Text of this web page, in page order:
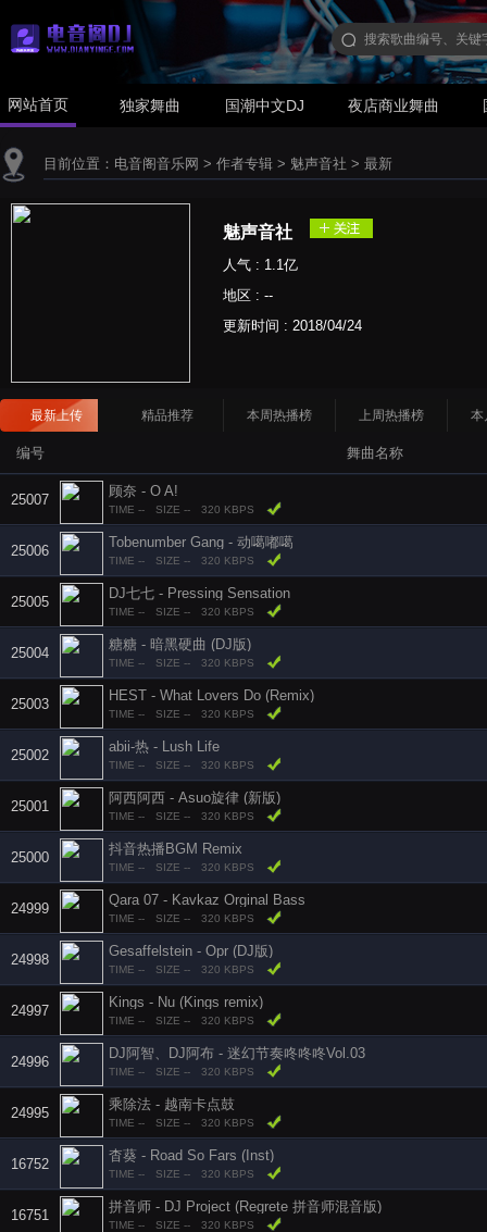
网站首页 独家舞曲 国潮中文DJ 夜店商业舞曲
目前位置： 电音阁音乐网 > 作者专辑 > 魅声音社 > 最新
魅声音社
人气 : 1.1亿
地区 : --
更新时间 : 2018/04/24
最新上传 精品推荐 本周热播榜 上周热播榜 本
编号 舞曲名称
25007
顾奈 - O A!
TIME -- SIZE -- 320 KBPS
25006
Tobenumber Gang - 动噶嘟噶
TIME -- SIZE -- 320 KBPS
25005
DJ七七 - Pressing Sensation
TIME -- SIZE -- 320 KBPS
25004
糖糖 - 暗黑硬曲 (DJ版)
TIME -- SIZE -- 320 KBPS
25003
HEST - What Lovers Do (Remix)
TIME -- SIZE -- 320 KBPS
25002
abii-热 - Lush Life
TIME -- SIZE -- 320 KBPS
25001
阿西阿西 - Asuo旋律 (新版)
TIME -- SIZE -- 320 KBPS
25000
抖音热播BGM Remix ‭‭
TIME -- SIZE -- 320 KBPS
24999
Qara 07 - Kavkaz Orginal Bass
TIME -- SIZE -- 320 KBPS
24998
Gesaffelstein - Opr (DJ版)
TIME -- SIZE -- 320 KBPS
24997
Kings - Nu (Kings remix)
TIME -- SIZE -- 320 KBPS
24996
DJ阿智、DJ阿布 - 迷幻节奏咚咚咚Vol.03
TIME -- SIZE -- 320 KBPS
24995
乘除法 - 越南卡点鼓
TIME -- SIZE -- 320 KBPS
16752
杳葵 - Road So Fars (Inst)
TIME -- SIZE -- 320 KBPS
16751
拼音师 - DJ Project (Regrete 拼音师混音版)
TIME -- SIZE -- 320 KBPS